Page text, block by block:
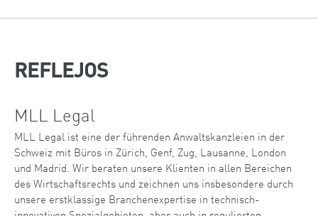
REFLEJOS
MLL Legal
MLL Legal ist eine der führenden Anwaltskanzleien in der
Schweiz mit Büros in Zürich, Genf, Zug, Lausanne, London
und Madrid. Wir beraten unsere Klienten in allen Bereichen
des Wirtschaftsrechts und zeichnen uns insbesondere durch
unsere erstklassige Branchenexpertise in technisch-